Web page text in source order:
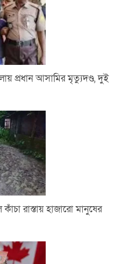
প্রধান আসামির মৃত্যুদণ্ড, দুই
কাঁচা রাস্তায় হাজারো মানুষের